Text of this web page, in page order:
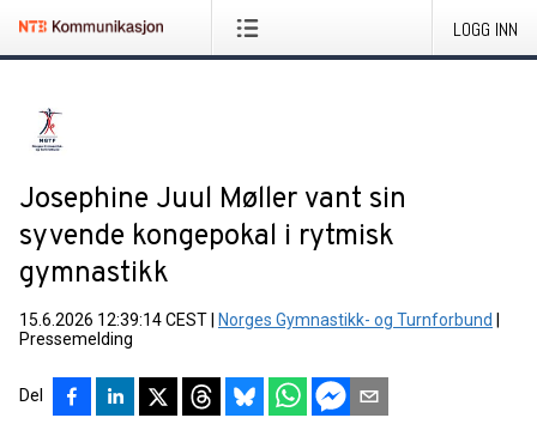
LOGG INN
Josephine Juul Møller vant sin
syvende kongepokal i rytmisk
gymnastikk
15.6.2026 12:39:14 CEST Norges Gymnastikk- og Turnforbund
Pressemelding
Del